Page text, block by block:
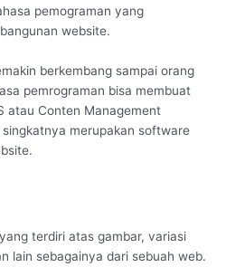
pemograman yang
website.
berkembang sampai orang
pemrograman bisa membuat
atau Conten Management
merupakan software
terdiri atas gambar, variasi
lain sebagainya dari sebuah web.